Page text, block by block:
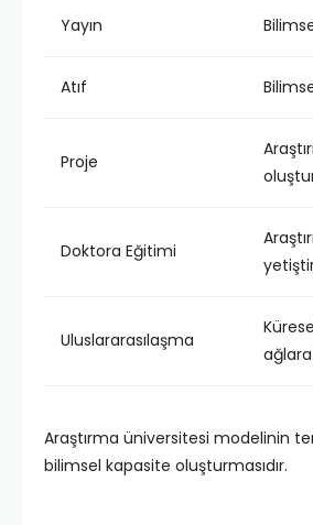
Yayın
Atıf
Proje
Doktora Eğitimi
Uluslararasılaşma
ağlara
Araştırma üniversitesi modelinin
bilimsel kapasite oluşturmasıdır.